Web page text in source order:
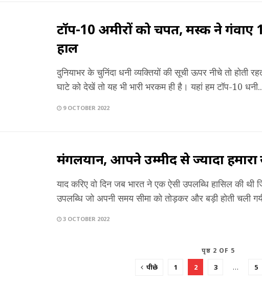
टॉप-10 अमीरों को चपत, मस्क ने गंवाए
हाल
दुनियाभर के चुनिंदा धनी व्यक्तियों की सूची ऊपर नीचे तो होती
घाटे को देखें तो यह भी भारी भरकम ही है। यहां हम टॉप-10
9 OCTOBER 2022
मंगलयान, आपने उम्मीद से ज्यादा हमारा
याद करिए वो दिन जब भारत ने एक ऐसी उपलब्धि हासिल की
उपलब्धि जो अपनी समय सीमा को तोड़कर और बड़ी होती चली
3 OCTOBER 2022
पृष्ठ 2 OF 5
पीछे 1 2 3 … 5